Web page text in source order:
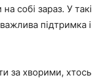
собі зараз. У такі
підтримка і
за хворими, хтось